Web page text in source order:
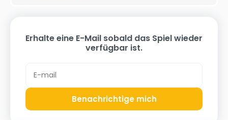
Erhalte eine E-Mail sobald das Spiel wieder
verfügbar ist.
Benachrichtige mich